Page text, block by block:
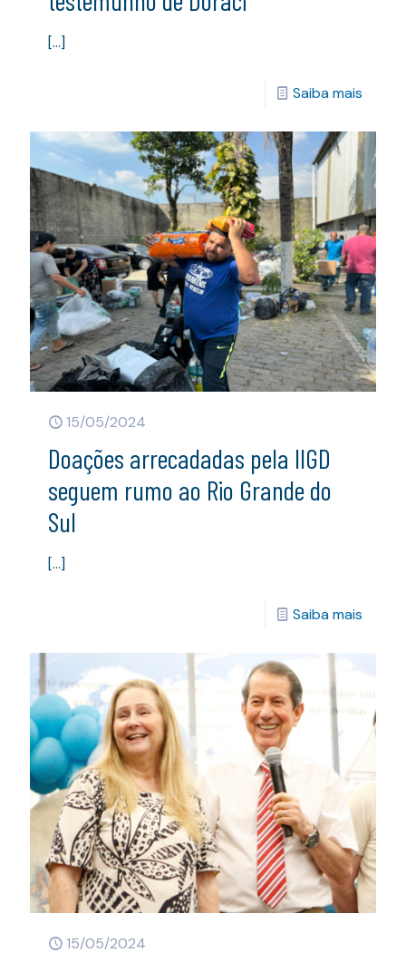
[…]
Saiba mais
15/05/2024
Doações arrecadadas pela IIGD
seguem rumo ao Rio Grande do
Sul
[…]
Saiba mais
15/05/2024